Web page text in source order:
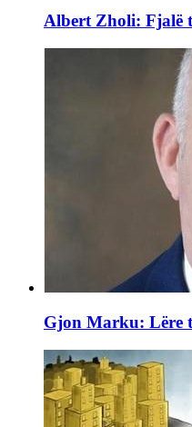
Albert Zholi: Fjalë
Gjon Marku: Lëre